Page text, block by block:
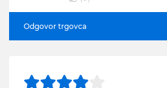
Odgovor trgovca